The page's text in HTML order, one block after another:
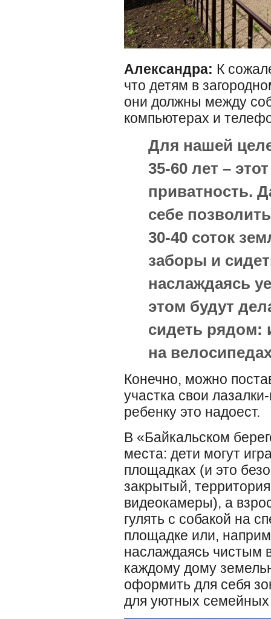
Александра: К
что детям в
они должны между
компьютерах и
Для нашей
35-60 лет –
приватность.
себе
30-40 соток
заборы и
наслаждаясь
этом будут
сидеть рядом:
на
Конечно, можно
участка свои
ребенку это надоест.
В «Байкальском
места: дети могут
площадках (и это
закрытый,
видеокамеры), а
гулять с собакой на
площадке или,
наслаждаясь чистым
каждому дому
оформить для себя
для уютных семейных